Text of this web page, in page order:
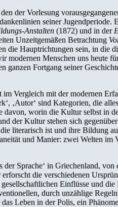
der Vorlesung
seiner
Anstalten (1872) und in der
Unzeitgemäßen Betrachtung
die Hauptrichtungen sein, in die
Menschen uns heute
Fortgang seiner
Vergleich mit der modernen
‚Autor‘ sind Kategorien, die
worin die Kultur selbst in
der Kultur stehen sich
literarisch ist und ihre Bildung
und Manier: zwei Welten im
Sprache‘ in Griechenland,
die verschiedenen
Einflüsse und
durch unzählige
Leben in der Polis, ein